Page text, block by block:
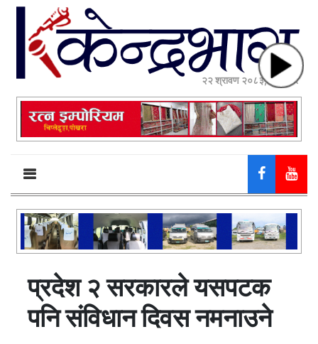
२२ श्रावण २०८३, शुक्रबार
प्रदेश २ सरकारले यसपटक
पनि संविधान दिवस नमनाउने